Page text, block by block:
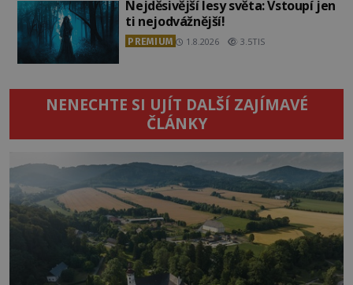
Nejděsivější lesy světa: Vstoupí jen
ti nejodvážnější!
PREMIUM 1.8.2026 3.5TIS
NENECHTE SI UJÍT DALŠÍ ZAJÍMAVÉ
ČLÁNKY